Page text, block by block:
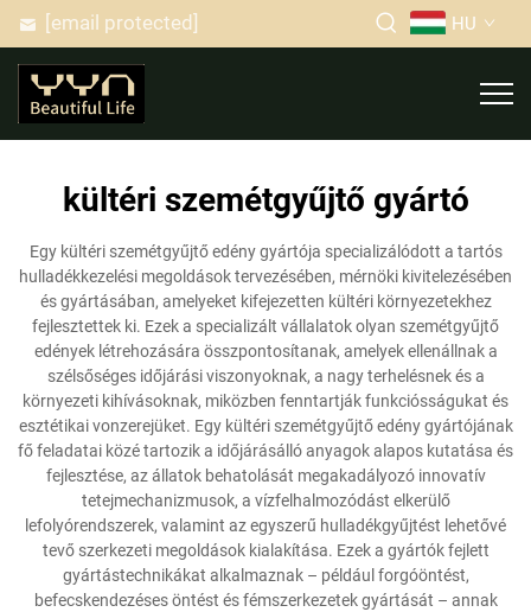
[email protected] HU
kültéri szemétgyűjtő gyártó
Egy kültéri szemétgyűjtő edény gyártója specializálódott a tartós
hulladékkezelési megoldások tervezésében, mérnöki kivitelezésében
és gyártásában, amelyeket kifejezetten kültéri környezetekhez
fejlesztettek ki. Ezek a specializált vállalatok olyan szemétgyűjtő
edények létrehozására összpontosítanak, amelyek ellenállnak a
szélsőséges időjárási viszonyoknak, a nagy terhelésnek és a
környezeti kihívásoknak, miközben fenntartják funkciósságukat és
esztétikai vonzerejüket. Egy kültéri szemétgyűjtő edény gyártójának
fő feladatai közé tartozik a időjárásálló anyagok alapos kutatása és
fejlesztése, az állatok behatolását megakadályozó innovatív
tetejmechanizmusok, a vízfelhalmozódást elkerülő
lefolyórendszerek, valamint az egyszerű hulladékgyűjtést lehetővé
tevő szerkezeti megoldások kialakítása. Ezek a gyártók fejlett
gyártástechnikákat alkalmaznak – például forgóöntést,
befecskendezéses öntést és fémszerkezetek gyártását – annak